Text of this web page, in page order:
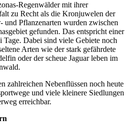
Regenwälder mit ihrer
zu Recht als die Kronjuwelen der
und Pflanzenarten wurden zwischen
gefunden. Das entspricht einer
Tage. Dabei sind viele Gebiete noch
Arten wie der stark gefährdete
oder der scheue Jaguar leben im
zahlreichen Nebenflüssen noch heute
und viele kleinere Siedlungen
erreichbar.